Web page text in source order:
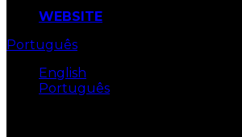
WEBSITE
Português
English
Português